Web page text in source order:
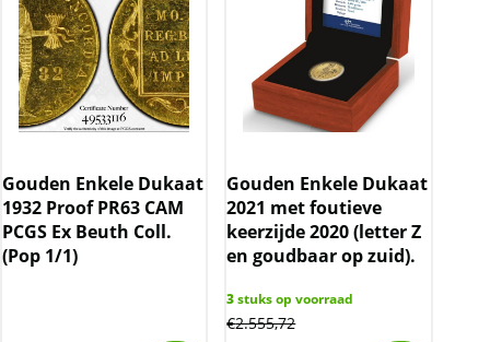
Gouden Enkele Dukaat
1932 Proof PR63 CAM
PCGS Ex Beuth Coll.
(Pop 1/1)
Gouden Enkele Dukaat
2021 met foutieve
keerzijde 2020 (letter Z
en goudbaar op zuid).
3stuks op voorraad
€2.555,72